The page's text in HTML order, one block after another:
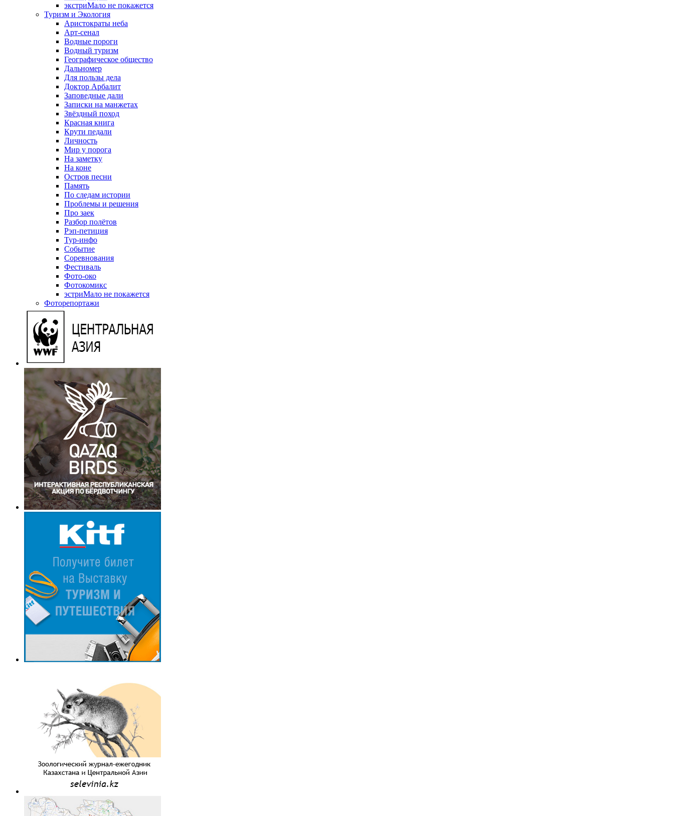
экстриМало не покажется
Туризм и Экология
Аристократы неба
Арт-сенал
Водные пороги
Водный туризм
Географическое общество
Дальномер
Для пользы дела
Доктор Арбалит
Заповедные дали
Записки на манжетах
Звёздный поход
Красная книга
Крути педали
Личность
Мир у порога
На заметку
На коне
Остров песни
Память
По следам истории
Проблемы и решения
Про заек
Разбор полётов
Рэп-петиция
Тур-инфо
Событие
Соревнования
Фестиваль
Фото-око
Фотокомикс
эстриМало не покажется
Фоторепортажи